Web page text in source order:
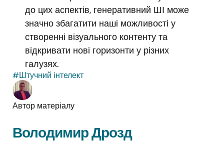
до цих аспектів, генеративний ШІ може
значно збагатити наші можливості у
створенні візуального контенту та
відкривати нові горизонти у різних
галузях.
#Штучний інтелект
Автор матеріалу
Володимир Дрозд